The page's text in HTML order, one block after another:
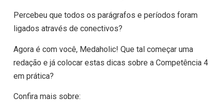
Percebeu que todos os parágrafos e períodos foram
ligados através de conectivos?
Agora é com você, Medaholic! Que tal começar uma
redação e já colocar estas dicas sobre a Competência 4
em prática?
Confira mais sobre: